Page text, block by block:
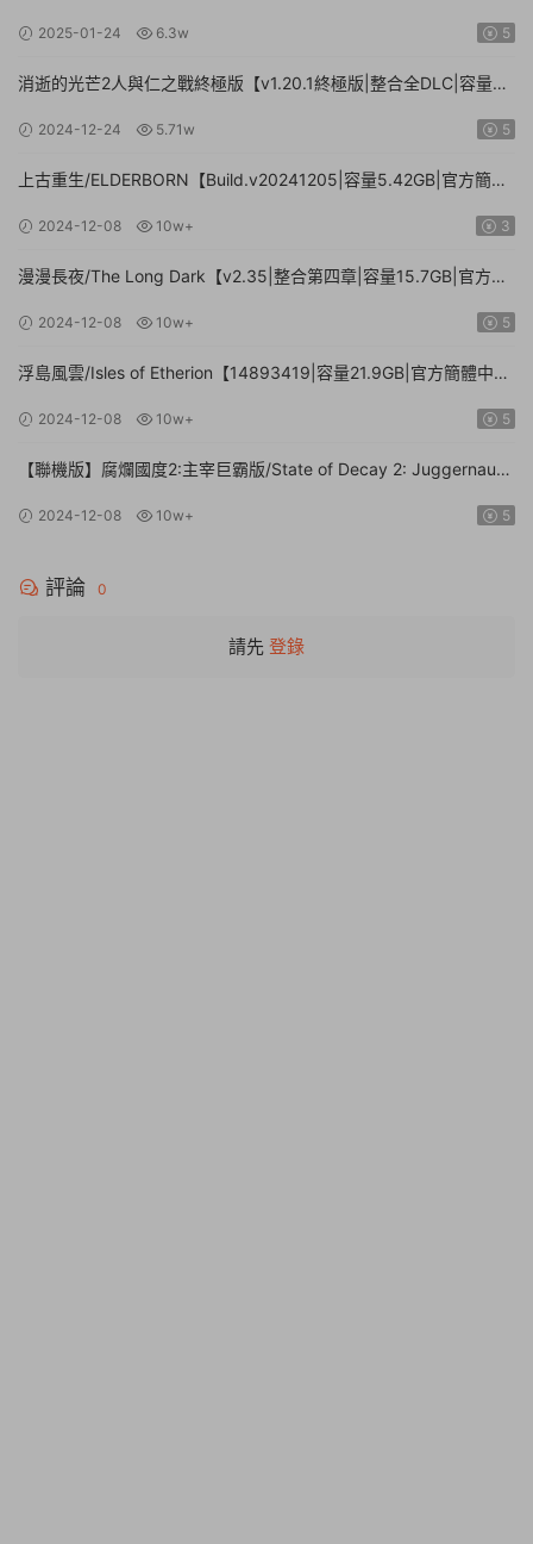
2025-01-24 6.3w 5
消逝的光芒2人與仁之戰終極版【v1.20.1終極版|整合全DLC|容量
2024-12-24 5.71w 5
上古重生/ELDERBORN【Build.v20241205|容量5.42GB|官方簡體
2024-12-08 10w+ 3
漫漫長夜/The Long Dark【v2.35|整合第四章|容量15.7GB|官方簡
2024-12-08 10w+ 5
浮島風雲/Isles of Etherion【14893419|容量21.9GB|官方簡體中
2024-12-08 10w+ 5
【聯機版】腐爛國度2:主宰巨霸版/State of Decay 2: Juggernaut
2024-12-08 10w+ 5
評論 0
請先 登錄